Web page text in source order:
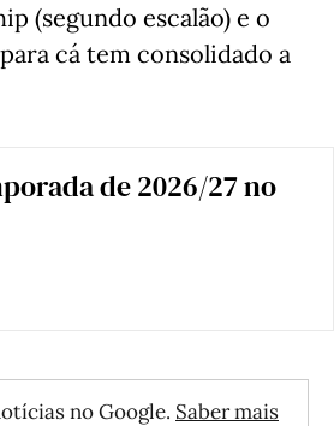
(segundo escalão) e o
cá tem consolidado a
de 2026/27 no
no Google. Saber mais